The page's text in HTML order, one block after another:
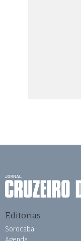
Editorias
Sorocaba